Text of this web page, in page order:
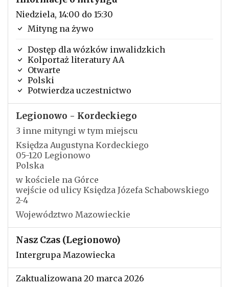
Niedziela, 14:00 do 15:30
Mityng na żywo
Dostęp dla wózków inwalidzkich
Kolportaż literatury AA
Otwarte
Polski
Potwierdza uczestnictwo
Legionowo - Kordeckiego
3 inne mityngi w tym miejscu
Księdza Augustyna Kordeckiego
05-120 Legionowo
Polska
w kościele na Górce
wejście od ulicy Księdza Józefa Schabowskiego
2-4
Województwo Mazowieckie
Nasz Czas (Legionowo)
Intergrupa Mazowiecka
Zaktualizowana 20 marca 2026